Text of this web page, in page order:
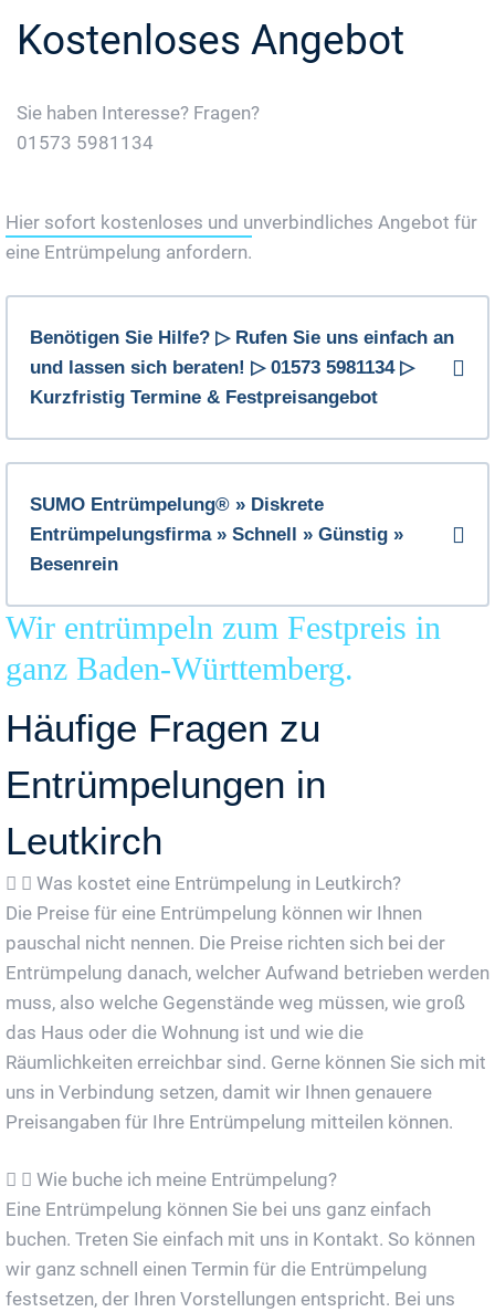
Kostenloses Angebot
Sie haben Interesse? Fragen?
01573 5981134
Hier sofort kostenloses und unverbindliches Angebot für
eine Entrümpelung anfordern.
Benötigen Sie Hilfe? ▷ Rufen Sie uns einfach an
und lassen sich beraten! ▷ 01573 5981134 ▷
Kurzfristig Termine & Festpreisangebot
SUMO Entrümpelung® » Diskrete
Entrümpelungsfirma » Schnell » Günstig »
Besenrein
Wir entrümpeln zum Festpreis in
ganz Baden-Württemberg.
Häufige Fragen zu
Entrümpelungen in
Leutkirch
Was kostet eine Entrümpelung in Leutkirch?
Die Preise für eine Entrümpelung können wir Ihnen
pauschal nicht nennen. Die Preise richten sich bei der
Entrümpelung danach, welcher Aufwand betrieben werden
muss, also welche Gegenstände weg müssen, wie groß
das Haus oder die Wohnung ist und wie die
Räumlichkeiten erreichbar sind. Gerne können Sie sich mit
uns in Verbindung setzen, damit wir Ihnen genauere
Preisangaben für Ihre Entrümpelung mitteilen können.
Wie buche ich meine Entrümpelung?
Eine Entrümpelung können Sie bei uns ganz einfach
buchen. Treten Sie einfach mit uns in Kontakt. So können
wir ganz schnell einen Termin für die Entrümpelung
festsetzen, der Ihren Vorstellungen entspricht. Bei uns